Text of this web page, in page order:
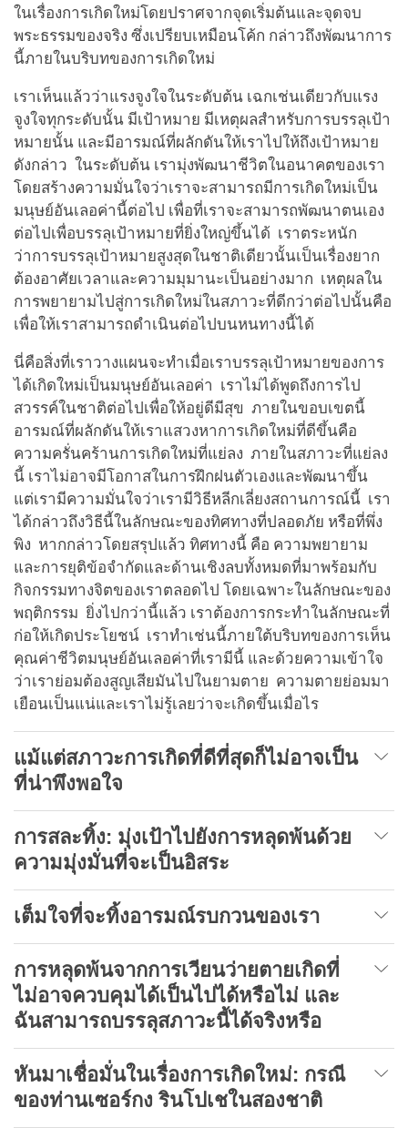
ในเรื่องการเกิดใหม่โดยปราศจากจุดเริ่มต้นและจุดจบ
พระธรรมของจริง ซึ่งเปรียบเหมือนโค้ก กล่าวถึงพัฒนาการ
นี้ภายในบริบทของการเกิดใหม่
เราเห็นแล้วว่าแรงจูงใจในระดับต้น เฉกเช่นเดียวกับแรง
จูงใจทุกระดับนั้น มีเป้าหมาย มีเหตุผลสำหรับการบรรลุเป้า
หมายนั้น และมีอารมณ์ที่ผลักดันให้เราไปให้ถึงเป้าหมาย
ดังกล่าว ในระดับต้น เรามุ่งพัฒนาชีวิตในอนาคตของเรา
โดยสร้างความมั่นใจว่าเราจะสามารถมีการเกิดใหม่เป็น
มนุษย์อันเลอค่านี้ต่อไป เพื่อที่เราจะสามารถพัฒนาตนเอง
ต่อไปเพื่อบรรลุเป้าหมายที่ยิ่งใหญ่ขึ้นได้ เราตระหนัก
ว่าการบรรลุเป้าหมายสูงสุดในชาติเดียวนั้นเป็นเรื่องยาก
ต้องอาศัยเวลาและความมุมานะเป็นอย่างมาก เหตุผลใน
การพยายามไปสู่การเกิดใหม่ในสภาวะที่ดีกว่าต่อไปนั้นคือ
เพื่อให้เราสามารถดำเนินต่อไปบนหนทางนี้ได้
นี่คือสิ่งที่เราวางแผนจะทำเมื่อเราบรรลุเป้าหมายของการ
ได้เกิดใหม่เป็นมนุษย์อันเลอค่า เราไม่ได้พูดถึงการไป
สวรรค์ในชาติต่อไปเพื่อให้อยู่ดีมีสุข ภายในขอบเขตนี้
อารมณ์ที่ผลักดันให้เราแสวงหาการเกิดใหม่ที่ดีขึ้นคือ
ความครั่นคร้านการเกิดใหม่ที่แย่ลง ภายในสภาวะที่แย่ลง
นี้ เราไม่อาจมีโอกาสในการฝึกฝนตัวเองและพัฒนาขึ้น
แต่เรามีความมั่นใจว่าเรามีวิธีหลีกเลี่ยงสถานการณ์นี้ เรา
ได้กล่าวถึงวิธีนี้ในลักษณะของทิศทางที่ปลอดภัย หรือที่พึ่ง
พิง หากกล่าวโดยสรุปแล้ว ทิศทางนี้ คือ ความพยายาม
และการยุติข้อจำกัดและด้านเชิงลบทั้งหมดที่มาพร้อมกับ
กิจกรรมทางจิตของเราตลอดไป โดยเฉพาะในลักษณะของ
พฤติกรรม ยิ่งไปกว่านี้แล้ว เราต้องการกระทำในลักษณะที่
ก่อให้เกิดประโยชน์ เราทำเช่นนี้ภายใต้บริบทของการเห็น
คุณค่าชีวิตมนุษย์อันเลอค่าที่เรามีนี้ และด้วยความเข้าใจ
ว่าเราย่อมต้องสูญเสียมันไปในยามตาย ความตายย่อมมา
เยือนเป็นแน่และเราไม่รู้เลยว่าจะเกิดขึ้นเมื่อไร
แม้แต่สภาวะการเกิดที่ดีที่สุดก็ไม่อาจเป็น
ที่น่าพึงพอใจ
การสละทิ้ง: มุ่งเป้าไปยังการหลุดพ้นด้วย
ความมุ่งมั่นที่จะเป็นอิสระ
เต็มใจที่จะทิ้งอารมณ์รบกวนของเรา
การหลุดพ้นจากการเวียนว่ายตายเกิดที่
ไม่อาจควบคุมได้เป็นไปได้หรือไม่ และ
ฉันสามารถบรรลุสภาวะนี้ได้จริงหรือ
หันมาเชื่อมั่นในเรื่องการเกิดใหม่: กรณี
ของท่านเซอร์กง รินโปเชในสองชาติ